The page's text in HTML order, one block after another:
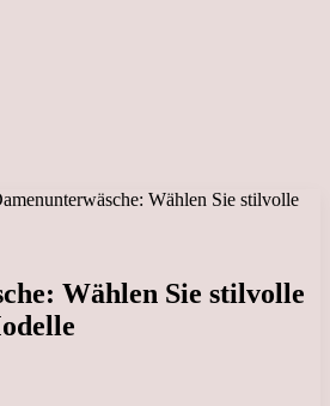
Wählen Sie stilvolle
Wählen Sie stilvolle